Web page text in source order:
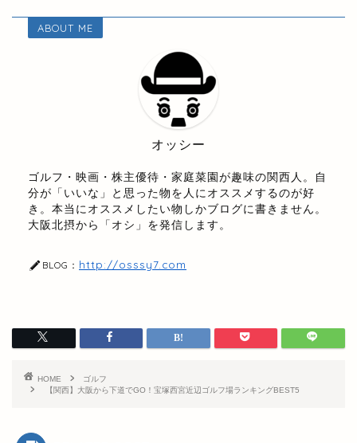
ABOUT ME
オッシー
ゴルフ・映画・株主優待・家庭菜園が趣味の関西人。自
分が「いいな」と思った物を人にオススメするのが好
き。本当にオススメしたい物しかブログに書きません。
大阪北摂から「オシ」を発信します。
BLOG： http://osssy7.com
HOME
ゴルフ
【関西】大阪から下道でGO！宝塚西宮近辺ゴルフ場ランキングBEST5